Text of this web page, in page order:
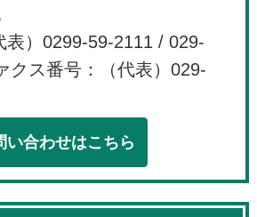
表）0299-59-2111 / 029-
ス番号：（代表）029-
い合わせはこちら